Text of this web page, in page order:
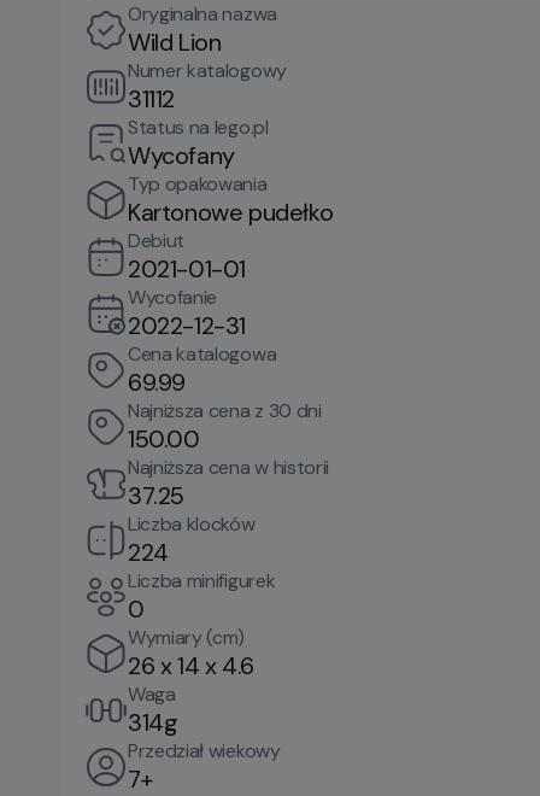
Oryginalna nazwa
Wild Lion
Numer katalogowy
31112
Status na lego.pl
Wycofany
Typ opakowania
Kartonowe pudełko
Debiut
2021-01-01
Wycofanie
2022-12-31
Cena katalogowa
69.99
Najniższa cena z 30 dni
150.00
Najniższa cena w historii
37.25
Liczba klocków
224
Liczba minifigurek
0
Wymiary (cm)
26 x 14 x 4.6
Waga
314g
Przedział wiekowy
7+